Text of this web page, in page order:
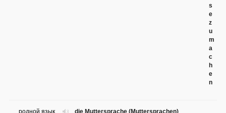
s
e
z
u
m
a
c
h
e
n
die Muttersprache (Muttersprachen)
родной язык